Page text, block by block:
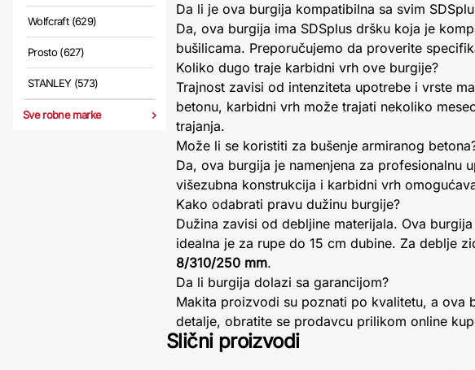
Wolfcraft (629)
Prosto (627)
STANLEY (573)
Sve robne marke
Da li je ova burgija kompatibilna sa svim
Da, ova burgija ima SDSplus dršku koja je
bušilicama. Preporučujemo da proverite
Koliko dugo traje karbidni vrh ove burgije?
Trajnost zavisi od intenziteta upotrebe i vrste
betonu, karbidni vrh može trajati nekoliko
trajanja.
Može li se koristiti za bušenje armiranog
Da, ova burgija je namenjena za profesionalnu
višezubna konstrukcija i karbidni vrh
Kako odabrati pravu dužinu burgije?
Dužina zavisi od debljine materijala. Ova
idealna je za rupe do 15 cm dubine. Za deblje
8/310/250 mm.
Da li burgija dolazi sa garancijom?
Makita proizvodi su poznati po kvalitetu, a ova
detalje, obratite se prodavcu prilikom online
Slični proizvodi